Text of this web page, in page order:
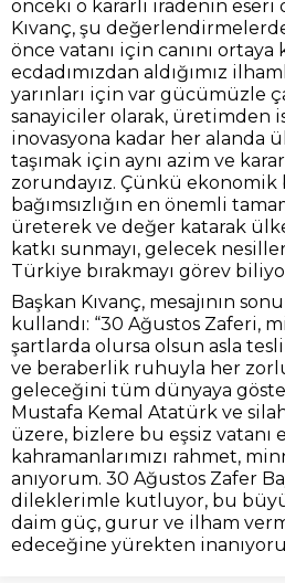
önceki o kararlı iradenin
Kıvanç, şu
önce vatanı için canını ortaya
ecdadımızdan aldığımız
yarınları için var gücümüzle
sanayiciler olarak, üretimden
inovasyona kadar her alanda
taşımak için aynı azim ve
zorundayız. Çünkü ekonomik
bağımsızlığın en önemli
üreterek ve değer katarak
katkı sunmayı, gelecek
Türkiye bırakmayı görev
Başkan Kıvanç, mesajının
kullandı: “30 Ağustos Zaferi,
şartlarda olursa olsun asla
ve beraberlik ruhuyla her
geleceğini tüm dünyaya
Mustafa Kemal Atatürk ve
üzere, bizlere bu eşsiz vatanı
kahramanlarımızı rahmet,
anıyorum. 30 Ağustos Zafer
dileklerimle kutluyor, bu
daim güç, gurur ve ilham
edeceğine yürekten